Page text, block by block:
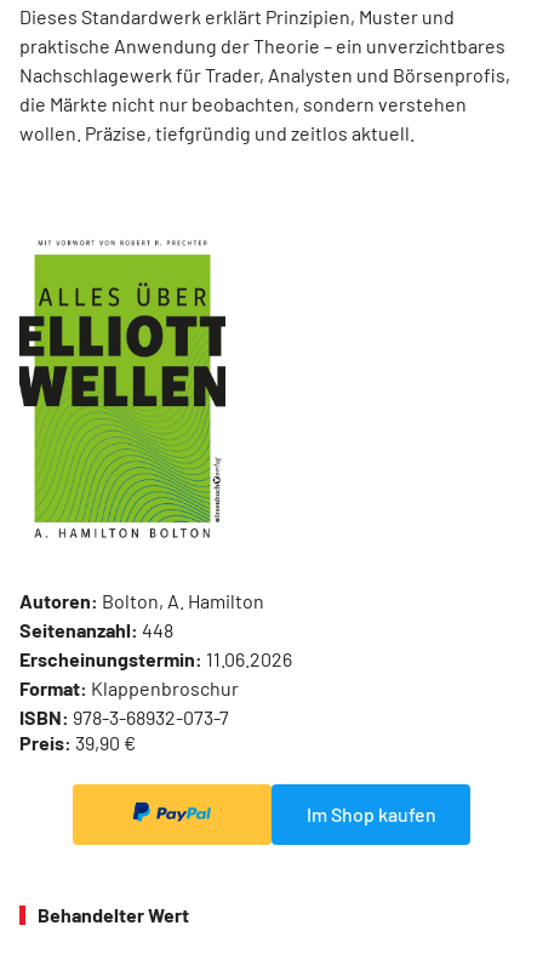
Dieses Standardwerk erklärt Prinzipien, Muster und
praktische Anwendung der Theorie – ein unverzichtbares
Nachschlagewerk für Trader, Analysten und Börsenprofis,
die Märkte nicht nur beobachten, sondern verstehen
wollen. Präzise, tiefgründig und zeitlos aktuell.
Autoren: Bolton, A. Hamilton
Seitenanzahl: 448
Erscheinungstermin: 11.06.2026
Format: Klappenbroschur
ISBN: 978-3-68932-073-7
Preis: 39,90 €
Im Shop kaufen
Behandelter Wert